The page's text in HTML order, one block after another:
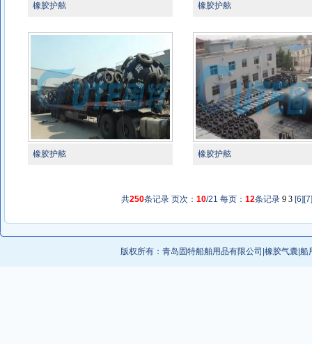
橡胶护舷 橡胶护舷
橡胶护舷 橡胶护舷
共250条记录 页次： 10/21 每页： 12条记录 9 3 [6][7
版权所有： 青岛固特船舶用品有限公司 橡胶气囊 船